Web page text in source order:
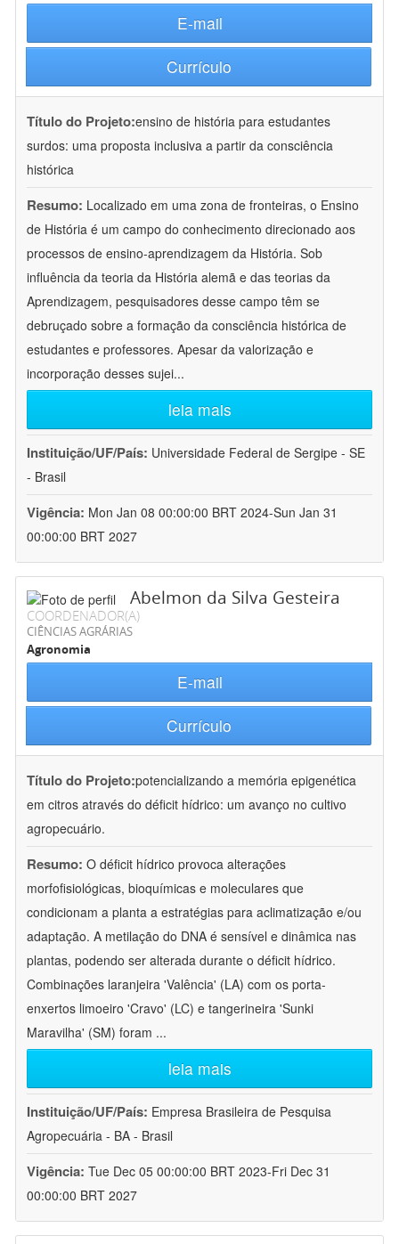
E-mail
Currículo
Título do Projeto:ensino de história para estudantes
surdos: uma proposta inclusiva a partir da consciência
histórica
Resumo: Localizado em uma zona de fronteiras, o Ensino
de História é um campo do conhecimento direcionado aos
processos de ensino-aprendizagem da História. Sob
influência da teoria da História alemã e das teorias da
Aprendizagem, pesquisadores desse campo têm se
debruçado sobre a formação da consciência histórica de
estudantes e professores. Apesar da valorização e
incorporação desses sujei...
leia mais
Instituição/UF/País: Universidade Federal de Sergipe - SE
- Brasil
Vigência: Mon Jan 08 00:00:00 BRT 2024-Sun Jan 31
00:00:00 BRT 2027
Abelmon da Silva Gesteira
COORDENADOR(A)
CIÊNCIAS AGRÁRIAS
Agronomia
E-mail
Currículo
Título do Projeto:potencializando a memória epigenética
em citros através do déficit hídrico: um avanço no cultivo
agropecuário.
Resumo: O déficit hídrico provoca alterações
morfofisiológicas, bioquímicas e moleculares que
condicionam a planta a estratégias para aclimatização e/ou
adaptação. A metilação do DNA é sensível e dinâmica nas
plantas, podendo ser alterada durante o déficit hídrico.
Combinações laranjeira 'Valência' (LA) com os porta-
enxertos limoeiro 'Cravo' (LC) e tangerineira 'Sunki
Maravilha' (SM) foram ...
leia mais
Instituição/UF/País: Empresa Brasileira de Pesquisa
Agropecuária - BA - Brasil
Vigência: Tue Dec 05 00:00:00 BRT 2023-Fri Dec 31
00:00:00 BRT 2027